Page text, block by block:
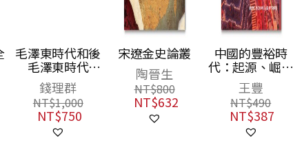
毛澤東時代和後
毛澤東時代
（1949-
2009）：另一種
歷史書寫（上、
下）
錢理群
NT$1,000
NT$750
宋遼金史論叢
陶晉生
NT$800
NT$632
中國的豐裕時
代：起源、崛起
與餘波
王豐
NT$490
NT$387